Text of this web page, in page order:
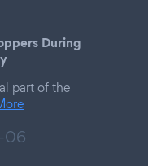
During
part of the
06